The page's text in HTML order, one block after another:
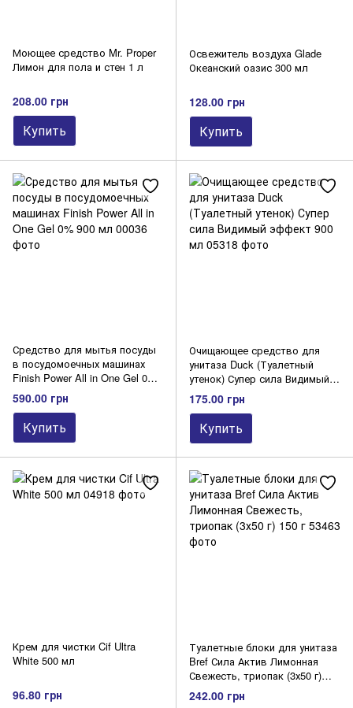
Моющее средство Mr. Proper
Лимон для пола и стен 1 л
208.00 грн
Купить
Освежитель воздуха Glade
Океанский оазис 300 мл
128.00 грн
Купить
Средство для мытья посуды
в посудомоечных машинах
Finish Power All in One Gel 0%
900 мл
590.00 грн
Купить
Очищающее средство для
унитаза Duck (Туалетный
утенок) Супер сила Видимый
эффект 900 мл
175.00 грн
Купить
Крем для чистки Cif Ultra
White 500 мл
96.80 грн
Туалетные блоки для унитаза
Bref Сила Актив Лимонная
Свежесть, триопак (3х50 г)
150 г
242.00 грн